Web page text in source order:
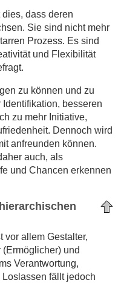
dass deren
Sie sind nicht mehr
Prozess. Es sind
und Flexibilität
zu können und zu
besseren
zu mehr Initiative,
Dennoch wird
anfreunden können.
auch, als
und Chancen erkennen
vor allem Gestalter,
und
Verantwortung,
fällt jedoch